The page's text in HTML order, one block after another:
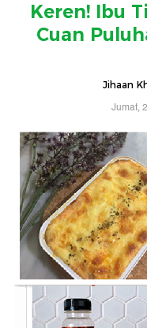
Keren! Ibu
Cuan
Jihaan
Jumat,